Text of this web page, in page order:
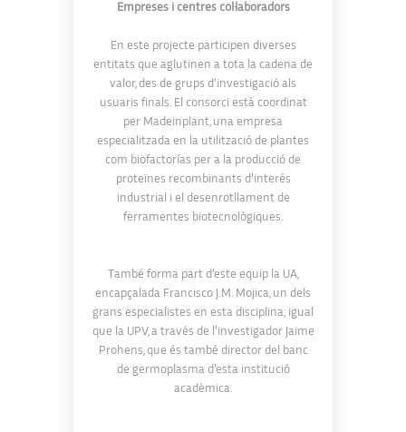
Empreses i centres col·laboradors
En este projecte participen diverses
entitats que aglutinen a tota la cadena de
valor, des de grups d’investigació als
usuaris finals. El consorci està coordinat
per Madeinplant, una empresa
especialitzada en la utilització de plantes
com biofactorías per a la producció de
proteïnes recombinants d’interés
industrial i el desenrotllament de
ferramentes biotecnològiques.
També forma part d’este equip la UA,
encapçalada Francisco J.M. Mojica, un dels
grans especialistes en esta disciplina; igual
que la UPV, a través de l’investigador Jaime
Prohens, que és també director del banc
de germoplasma d’esta institució
acadèmica.